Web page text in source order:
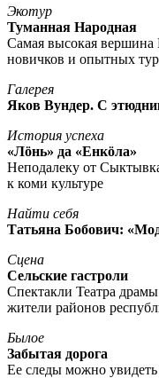
Экотур
Туманная Народная
Самая высокая вершина
новичков и опытных
Галерея
Яков Вундер. С
История успеха
«Лöнь» да «Енкöла»
Неподалеку от
к коми культуре
Найти себя
Татьяна Бобович:
Сцена
Сельские гастроли
Спектакли Театра
жители районов
Былое
Забытая дорога
Ее следы можно